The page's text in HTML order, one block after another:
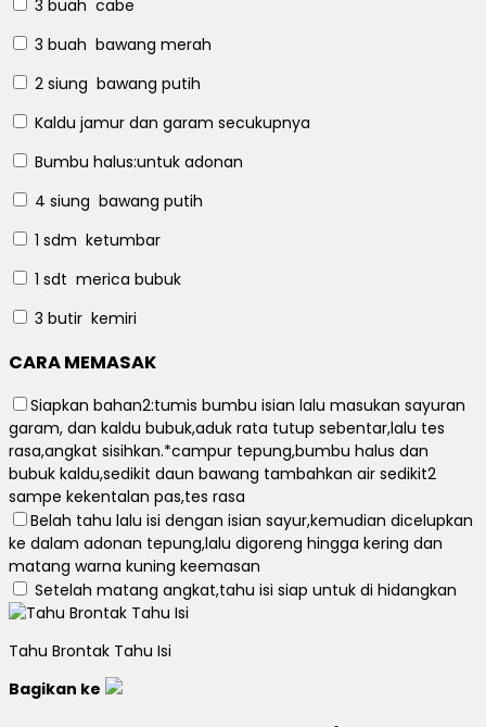
3 buah cabe
3 buah bawang merah
2 siung bawang putih
Kaldu jamur dan garam secukupnya
Bumbu halus:untuk adonan
4 siung bawang putih
1 sdm ketumbar
1 sdt merica bubuk
3 butir kemiri
CARA MEMASAK
Siapkan bahan2:tumis bumbu isian lalu masukan sayuran
garam, dan kaldu bubuk,aduk rata tutup sebentar,lalu tes
rasa,angkat sisihkan.*campur tepung,bumbu halus dan
bubuk kaldu,sedikit daun bawang tambahkan air sedikit2
sampe kekentalan pas,tes rasa
Belah tahu lalu isi dengan isian sayur,kemudian dicelupkan
ke dalam adonan tepung,lalu digoreng hingga kering dan
matang warna kuning keemasan
Setelah matang angkat,tahu isi siap untuk di hidangkan
Tahu Brontak Tahu Isi
Bagikan ke